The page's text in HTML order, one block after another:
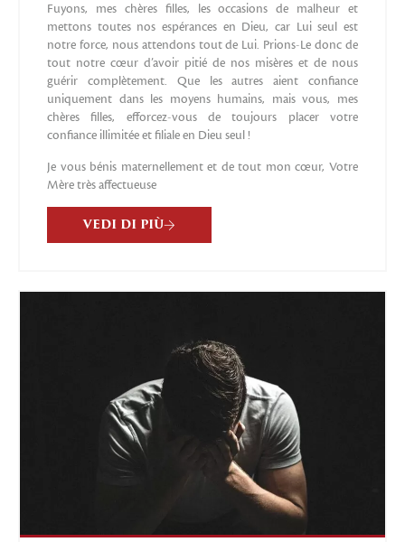
Fuyons, mes chères filles, les occasions de malheur et
mettons toutes nos espérances en Dieu, car Lui seul est
notre force, nous attendons tout de Lui. Prions-Le donc de
tout notre cœur d’avoir pitié de nos misères et de nous
guérir complètement. Que les autres aient confiance
uniquement dans les moyens humains, mais vous, mes
chères filles, efforcez-vous de toujours placer votre
confiance illimitée et filiale en Dieu seul !
Je vous bénis maternellement et de tout mon cœur, Votre
Mère très affectueuse
VEDI DI PIÙ